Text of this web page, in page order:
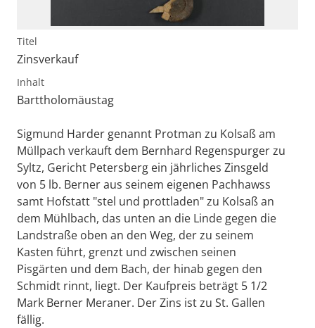
Titel
Zinsverkauf
Inhalt
Barttholomäustag
Sigmund Harder genannt Protman zu Kolsaß am
Müllpach verkauft dem Bernhard Regenspurger zu
Syltz, Gericht Petersberg ein jährliches Zinsgeld
von 5 lb. Berner aus seinem eigenen Pachhawss
samt Hofstatt "stel und prottladen" zu Kolsaß an
dem Mühlbach, das unten an die Linde gegen die
Landstraße oben an den Weg, der zu seinem
Kasten führt, grenzt und zwischen seinen
Pisgärten und dem Bach, der hinab gegen den
Schmidt rinnt, liegt. Der Kaufpreis beträgt 5 1/2
Mark Berner Meraner. Der Zins ist zu St. Gallen
fällig.